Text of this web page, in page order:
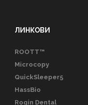
ЛИНКОВИ
ROOTT™
Microcopy
QuickSleeper5
HassBio
Rogin Dental